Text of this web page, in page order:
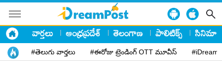
వార్తలు ఆంధ్రప్రదేశ్ తెలంగాణ పాలిటిక్స్ సినిమా
#తెలుగు వార్తలు #ఈరోజు ట్రెండింగ్ OTT మూవీస్